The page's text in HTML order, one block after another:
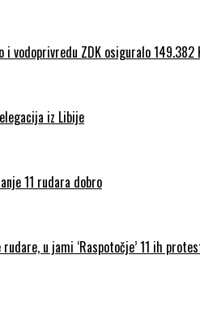
vodoprivredu ZDK osiguralo 149.382
iz Libije
11 rudara dobro
u jami ‘Raspotočje’ 11 ih